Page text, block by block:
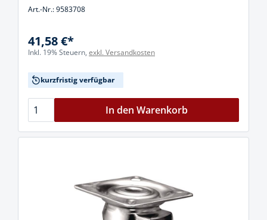
Art.-Nr.: 9583708
41,58 €*
Inkl. 19% Steuern, exkl. Versandkosten
kurzfristig verfügbar
In den Warenkorb